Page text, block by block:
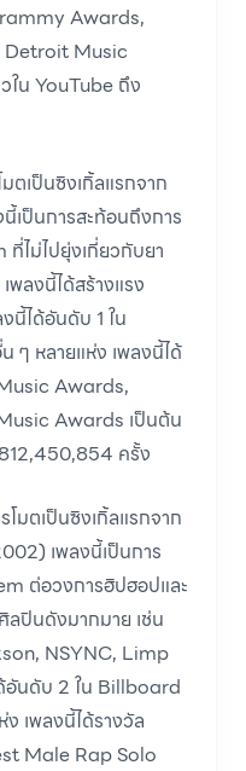
Awards,
Music
น YouTube ถึง
ตเป็นซิงเกิ้ลแรกจาก
เป็นการสะท้อนถึงการ
ไม่ไปยุ่งเกี่ยวกับยา
พลงนี้ได้สร้างแรง
นี้ได้อันดับ 1 ใน
ๆ หลายแห่ง เพลงนี้ได้
Awards,
Awards เป็นต้น
ครั้ง
โมตเป็นซิงเกิ้ลแรกจาก
เพลงนี้เป็นการ
ต่อวงการฮิปฮอปและ
ลปินดังมากมาย เช่น
NSYNC, Limp
อันดับ 2 ใน Billboard
เพลงนี้ได้รางวัล
Male Rap Solo